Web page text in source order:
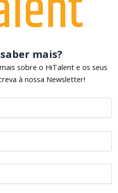
COM A
de formação
a sessões
DA FORMAÇÃO
o acesso ao
as organizações
às necessidades
grupos ou
mais?
sobre o HiTalent e os seus
à nossa Newsletter!